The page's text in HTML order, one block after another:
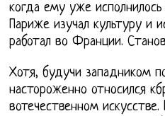
когда ему уже
Париже изучал культуру и
работал во Франции.
Хотя, будучи западником
настороженно относился
вотечественном